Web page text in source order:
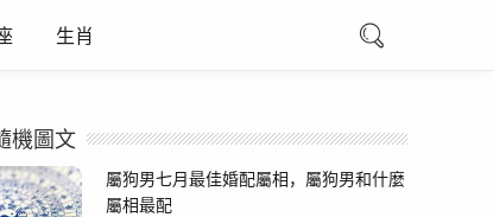
生肖
機圖文
屬狗男七月最佳婚配屬相，屬狗男和什麼
屬相最配